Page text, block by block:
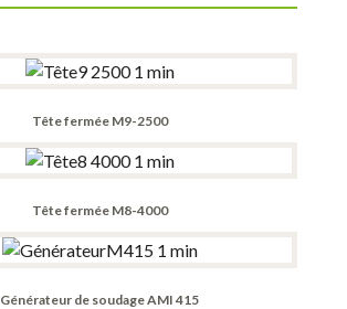
Tête fermée M9-2500
Tête fermée M8-4000
Générateur de soudage AMI 415